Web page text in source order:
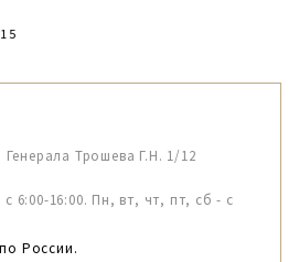
Трошева Г.Н. 1/12
6:00-16:00. Пн, вт, чт, пт, сб - с
России.